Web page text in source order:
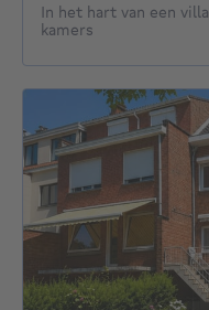
In het hart van een
kamers